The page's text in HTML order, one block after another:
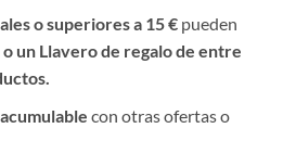
o superiores a 15 €pueden
un Llavero de regalo de entre
con otras ofertas o